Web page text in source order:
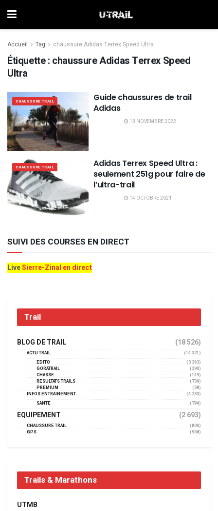
Accueil Tag chaussure Adidas Terrex Speed Ultra
Étiquette : chaussure Adidas Terrex Speed
Ultra
CHAUSSURE TRAIL
Guide chaussures de trail
Adidas
13 NOVEMBRE 2022
CHAUSSURE TRAIL
Adidas Terrex Speed Ultra :
seulement 251g pour faire de
l’ultra-trail
14 OCTOBRE 2021
SUIVI DES COURSES EN DIRECT
LiveSierre-Zinal en direct
Trail
BLOG DE TRAIL (18 526)
ACTU TRAIL
(14 321)
EDITO
(3 363)
GORATRAIL
(390)
CHASSE
(149)
RÉSULTATS TRAILS
(739)
PREMIUM
(38)
INFOS ENTRAINEMENT
(4 233)
SANTÉ
(794)
EQUIPEMENT (2 693)
CHAUSSURE TRAIL
(800)
GPS
(958)
Trails & Marathons
UTMB